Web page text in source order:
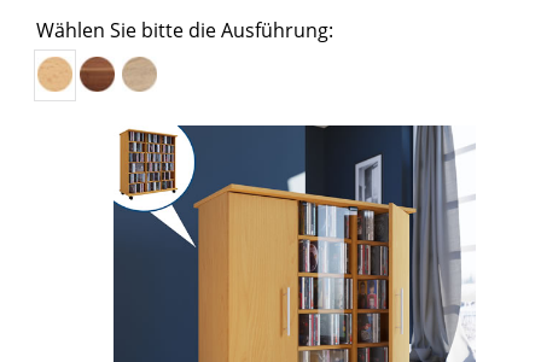
Wählen Sie bitte die Ausführung: